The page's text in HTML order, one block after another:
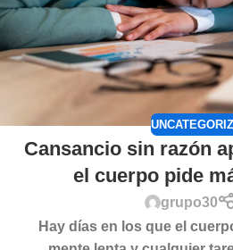
Cansancio sin razón
el cuerpo pide
grupo30
Hay días en los que el